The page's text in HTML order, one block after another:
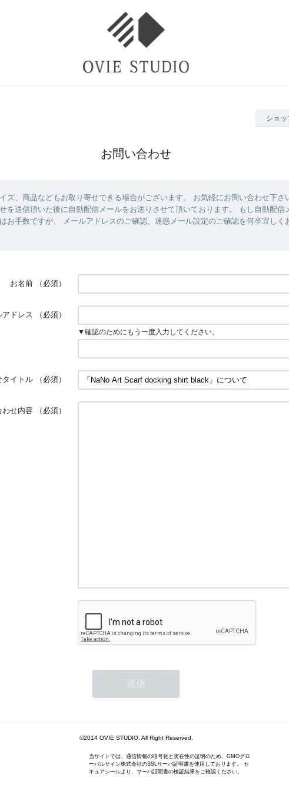
ショッ
お問い合わせ
ズ、商品などもお取り寄せできる場合がございます。 お気軽にお問い合わせ下さ
を送信頂いた後に自動配信メールをお送りさせて頂いております。 もし自動配信
お手数ですが、 メールアドレスのご確認、迷惑メール設定のご確認を何卒宜しく
お名前 （必須）
アドレス （必須）
▼確認のためにもう一度入力してください。
タイトル （必須）
わせ内容 （必須）
©2014 OVIE STUDIO. All Right Reserved.
当サイトでは、通信情報の暗号化と実在性の証明のため、GMOグロ
ーバルサイン株式会社のSSLサーバ証明書を使用しております。 セ
キュアシールより、サーバ証明書の検証結果をご確認ください。